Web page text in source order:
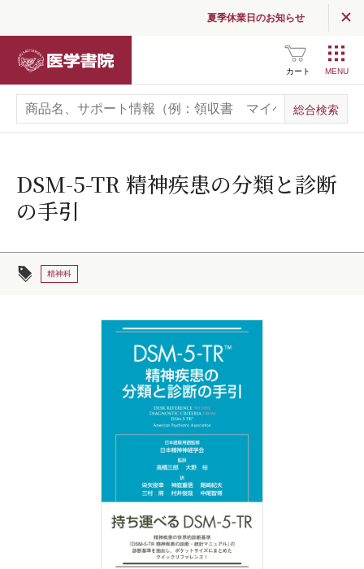
夏季休業日のお知らせ
カート
DSM-5-TR 精神疾患の分類と診断
の手引
精神科